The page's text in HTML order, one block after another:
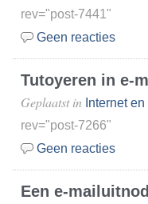
rev="post-7441"
Geen reacties
Tutoyeren in e-
Geplaatst in Internet en
rev="post-7266"
Geen reacties
Een e-